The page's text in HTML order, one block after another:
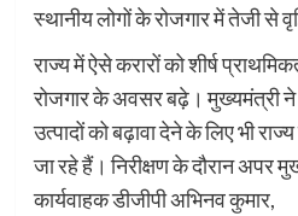
स्थानीय लोगों के रोजगार में तेजी से
राज्य में ऐसे करारों को शीर्ष
रोजगार के अवसर बढ़े। मुख्यमंत्री ने
उत्पादों को बढ़ावा देने के लिए भी
जा रहे हैं। निरीक्षण के दौरान अपर
कार्यवाहक डीजीपी अभिनव कुमार,